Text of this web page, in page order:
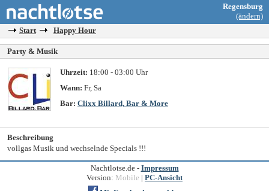
Regensburg
(ändern)
Start
Happy Hour
Party & Musik
Uhrzeit: 18:00 - 03:00 Uhr
Wann: Fr, Sa
Bar: Clixx Billard, Bar & More
Beschreibung
vollgas Musik und wechselnde Specials !!!
Nachtlotse.de - Impressum
Version: Mobile | PC-Ansicht